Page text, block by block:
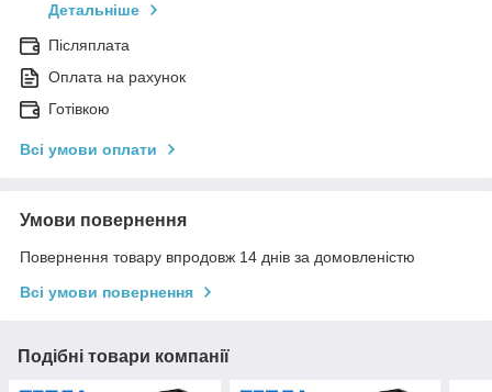
Детальніше
Післяплата
Оплата на рахунок
Готівкою
Всі умови оплати
Умови повернення
Повернення товару впродовж 14 днів за домовленістю
Всі умови повернення
Подібні товари компанії